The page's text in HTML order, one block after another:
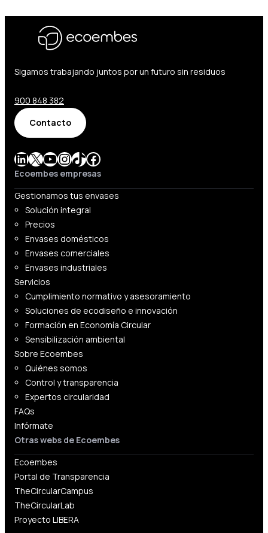
Sigamos trabajando juntos por un futuro sin residuos
900 848 382
Contacto
LinkedIn
X YouTube
Instagram
TikTok
Facebook
Ecoembes empresas
Gestionamos tus envases
Solución integral
Precios
Envases domésticos
Envases comerciales
Envases industriales
Servicios
Cumplimiento normativo y asesoramiento
Soluciones de ecodiseño e innovación
Formación en Economía Circular
Sensibilización ambiental
Sobre Ecoembes
Quiénes somos
Control y transparencia
Expertos circularidad
FAQs
Infórmate
Otras webs de Ecoembes
Ecoembes
Portal de Transparencia
TheCircularCampus
TheCircularLab
Proyecto LIBERA